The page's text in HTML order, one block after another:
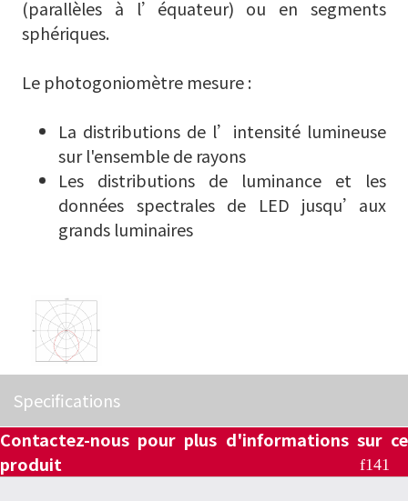
(parallèles à l’équateur) ou en segments
sphériques.
Le photogoniomètre mesure :
La distributions de l’intensité lumineuse
sur l'ensemble de rayons
Les distributions de luminance et les
données spectrales de LED jusqu’aux
grands luminaires
Specifications
Contactez-nous pour plus d'informations sur ce
produit